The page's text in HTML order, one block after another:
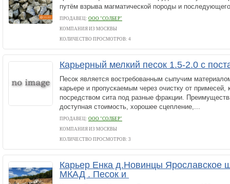
путём взрыва магматической породы и
ПРОДАВЕЦ: ООО "СОЛБЕР"
КОМПАНИЯ ИЗ МОСКВЫ
КОЛИЧЕСТВО ПРОСМОТРОВ: 4
Карьерный мелкий песок 1.5-2.0 с
Песок является востребованным сыпучим
карьере и пропускаемым через очистку от примесей,
посредством сита под разные фракции.
доступная стоимость, хорошее сцепление,...
ПРОДАВЕЦ: ООО "СОЛБЕР"
КОМПАНИЯ ИЗ МОСКВЫ
КОЛИЧЕСТВО ПРОСМОТРОВ: 3
Карьер Енка д.Новинцы Ярославское
МКАД . Песок и